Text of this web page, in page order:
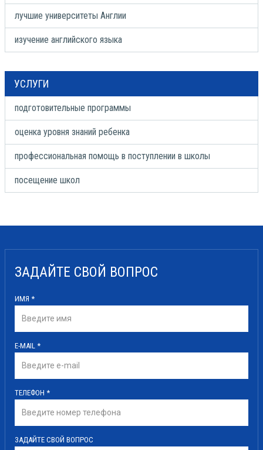
лучшие университеты Англии
изучение английского языка
УСЛУГИ
подготовительные программы
оценка уровня знаний ребенка
профессиональная помощь в поступлении в школы
посещение школ
ЗАДАЙТЕ СВОЙ ВОПРОС
ИМЯ *
E-MAIL *
ТЕЛЕФОН *
ЗАДАЙТЕ СВОЙ ВОПРОС